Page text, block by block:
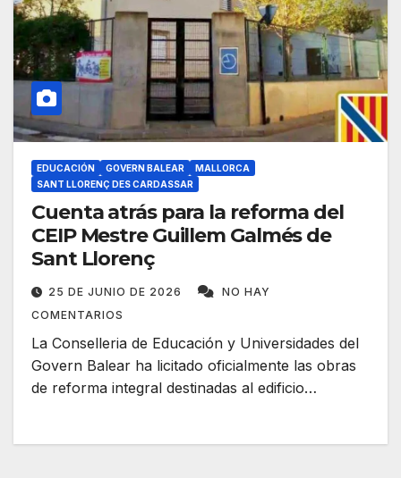
EDUCACIÓN GOVERN BALEAR
MALLORCA
SANT LLORENÇ DES CARDASSAR
Cuenta atrás para la reforma del
CEIP Mestre Guillem Galmés de
Sant Llorenç
25 DE JUNIO DE 2026
NO HAY
COMENTARIOS
La Conselleria de Educación y Universidades del
Govern Balear ha licitado oficialmente las obras
de reforma integral destinadas al edificio…